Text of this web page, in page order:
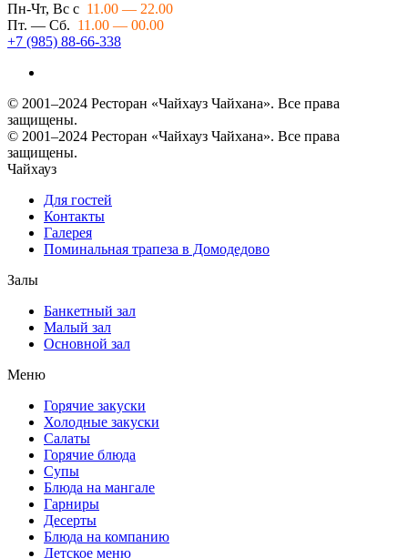
Пн-Чт, Вс с 11.00 — 22.00
Пт. — Сб. 11.00 — 00.00
+7 (985) 88-66-338
© 2001–2024 Ресторан «Чайхауз Чайхана». Все права
защищены.
© 2001–2024 Ресторан «Чайхауз Чайхана». Все права
защищены.
Чайхауз
Для гостей
Контакты
Галерея
Поминальная трапеза в Домодедово
Залы
Банкетный зал
Малый зал
Основной зал
Меню
Горячие закуски
Холодные закуски
Салаты
Горячие блюда
Супы
Блюда на мангале
Гарниры
Десерты
Блюда на компанию
Детское меню